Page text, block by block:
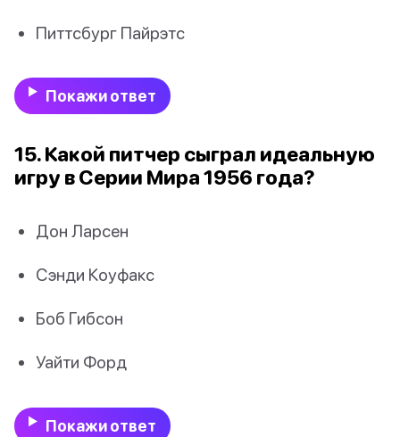
Питтсбург Пайрэтс
Покажи ответ
15. Какой питчер сыграл идеальную
игру в Серии Мира 1956 года?
Дон Ларсен
Сэнди Коуфакс
Боб Гибсон
Уайти Форд
Покажи ответ